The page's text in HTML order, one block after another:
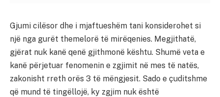
Gjumi cilësor dhe i mjaftueshëm tani konsiderohet si
një nga gurët themelorë të mirëqenies. Megjithatë,
gjërat nuk kanë qenë gjithmonë kështu. Shumë veta e
kanë përjetuar fenomenin e zgjimit në mes të natës,
zakonisht rreth orës 3 të mëngjesit. Sado e çuditshme
që mund të tingëllojë, ky zgjim nuk është